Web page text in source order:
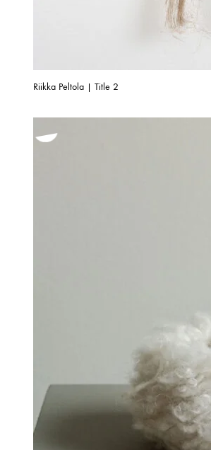
Riikka Peltola | Title 2